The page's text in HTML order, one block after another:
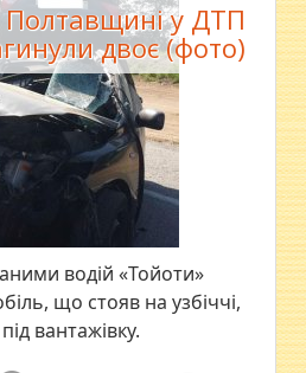
у ДТП
двоє (фото)
водій «Тойоти»
що стояв на узбіччі,
вантажівку.